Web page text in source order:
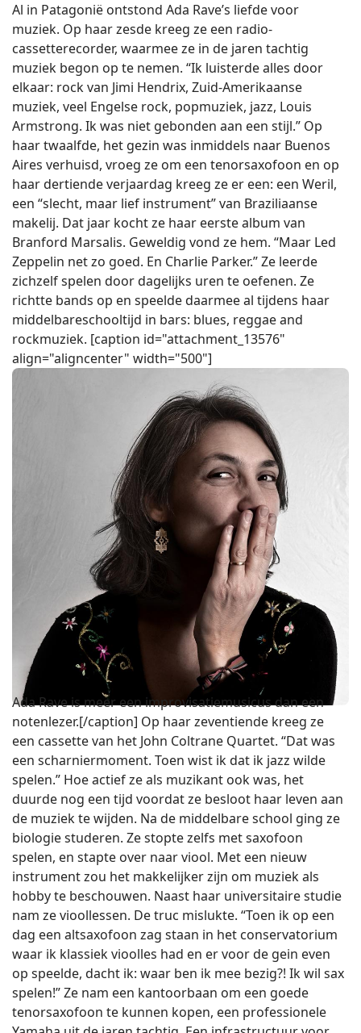
Al in Patagonië ontstond Ada Rave’s liefde voor
muziek. Op haar zesde kreeg ze een radio-
cassetterecorder, waarmee ze in de jaren tachtig
muziek begon op te nemen. “Ik luisterde alles door
elkaar: rock van Jimi Hendrix, Zuid-Amerikaanse
muziek, veel Engelse rock, popmuziek, jazz, Louis
Armstrong. Ik was niet gebonden aan een stijl.” Op
haar twaalfde, het gezin was inmiddels naar Buenos
Aires verhuisd, vroeg ze om een tenorsaxofoon en op
haar dertiende verjaardag kreeg ze er een: een Weril,
een “slecht, maar lief instrument” van Braziliaanse
makelij. Dat jaar kocht ze haar eerste album van
Branford Marsalis. Geweldig vond ze hem. “Maar Led
Zeppelin net zo goed. En Charlie Parker.” Ze leerde
zichzelf spelen door dagelijks uren te oefenen. Ze
richtte bands op en speelde daarmee al tijdens haar
middelbareschooltijd in bars: blues, reggae and
rockmuziek. [caption id="attachment_13576"
align="aligncenter" width="500"]
Ada Rave is meer een improvisatiemusicus dan een
notenlezer.[/caption] Op haar zeventiende kreeg ze
een cassette van het John Coltrane Quartet. “Dat was
een scharniermoment. Toen wist ik dat ik jazz wilde
spelen.” Hoe actief ze als muzikant ook was, het
duurde nog een tijd voordat ze besloot haar leven aan
de muziek te wijden. Na de middelbare school ging ze
biologie studeren. Ze stopte zelfs met saxofoon
spelen, en stapte over naar viool. Met een nieuw
instrument zou het makkelijker zijn om muziek als
hobby te beschouwen. Naast haar universitaire studie
nam ze vioollessen. De truc mislukte. “Toen ik op een
dag een altsaxofoon zag staan in het conservatorium
waar ik klassiek vioolles had en er voor de gein even
op speelde, dacht ik: waar ben ik mee bezig?! Ik wil sax
spelen!” Ze nam een kantoorbaan om een goede
tenorsaxofoon te kunnen kopen, een professionele